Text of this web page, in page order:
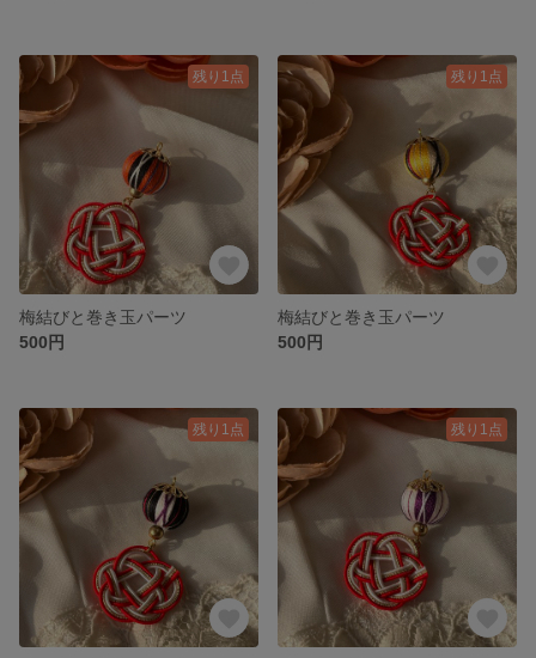
残り1点
梅結びと巻き玉パーツ
500円
残り1点
梅結びと巻き玉パーツ
500円
残り1点 残り1点